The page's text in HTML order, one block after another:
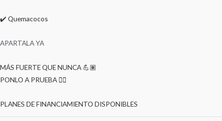
✔️ Quemacocos
APARTALA YA
MÁS FUERTE QUE NUNCA 💪🏽
PONLO A PRUEBA 🕵🏼
PLANES DE FINANCIAMIENTO DISPONIBLES